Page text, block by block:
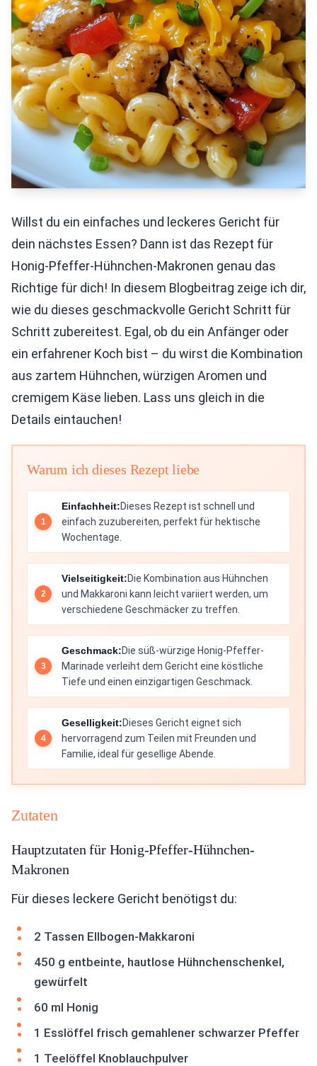
Willst du ein einfaches und leckeres Gericht für
dein nächstes Essen? Dann ist das Rezept für
Honig-Pfeffer-Hühnchen-Makronen genau das
Richtige für dich! In diesem Blogbeitrag zeige ich dir,
wie du dieses geschmackvolle Gericht Schritt für
Schritt zubereitest. Egal, ob du ein Anfänger oder
ein erfahrener Koch bist – du wirst die Kombination
aus zartem Hühnchen, würzigen Aromen und
cremigem Käse lieben. Lass uns gleich in die
Details eintauchen!
Warum ich dieses Rezept liebe
Einfachheit:Dieses Rezept ist schnell und
einfach zuzubereiten, perfekt für hektische
Wochentage.
Vielseitigkeit:Die Kombination aus Hühnchen
und Makkaroni kann leicht variiert werden, um
verschiedene Geschmäcker zu treffen.
Geschmack:Die süß-würzige Honig-Pfeffer-
Marinade verleiht dem Gericht eine köstliche
Tiefe und einen einzigartigen Geschmack.
Geselligkeit:Dieses Gericht eignet sich
hervorragend zum Teilen mit Freunden und
Familie, ideal für gesellige Abende.
Zutaten
Hauptzutaten für Honig-Pfeffer-Hühnchen-
Makronen
Für dieses leckere Gericht benötigst du:
2 Tassen Ellbogen-Makkaroni
450 g entbeinte, hautlose Hühnchenschenkel,
gewürfelt
60 ml Honig
1 Esslöffel frisch gemahlener schwarzer Pfeffer
1 Teelöffel Knoblauchpulver